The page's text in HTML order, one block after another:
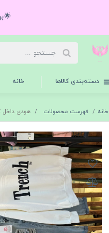
دسته‌بندی کالاها خانه
خانه فهرست محصولات هودی داخل